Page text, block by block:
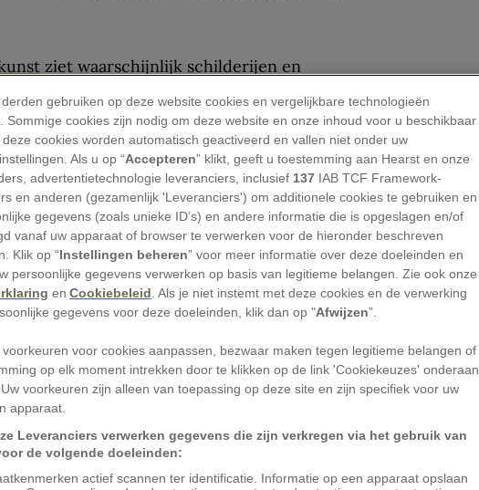
ziet waarschijnlijk schilderijen en
en glas-in-loodramen. Maar
uit demiddeleeuwenis een
het tapijt van Bayeux. Vier weetjes
van onschatbare historische waarde is.
Bayeux?
doet vermoeden, is het tapijt van
Op een linnen ondergrond is
vervaardigd dat wel iets weg heeft
personages, meer dan tweehonderd
kamelen die gezamenlijk de
Hastingsuitbeelden. In dit gevecht in
hertog Willem de Veroveraar de
Willem koning van Engeland
gebruiken op deze website cookies en vergelijkbare technologieën
Sommige cookies zijn nodig om deze website en onze inhoud voor u beschikbaar
cookies worden automatisch geactiveerd en vallen niet onder uw
Als u op “Accepteren” klikt, geeft u toestemming aan Hearst en onze
advertentietechnologie leveranciers, inclusief 137 IAB TCF Framework-
en anderen (gezamenlijk 'Leveranciers') om additionele cookies te gebruiken en
gegevens (zoals unieke ID’s) en andere informatie die is opgeslagen en/of
vanaf uw apparaat of browser te verwerken voor de hieronder beschreven
Klik op “Instellingen beheren” voor meer informatie over deze doeleinden en
persoonlijke gegevens verwerken op basis van legitieme belangen. Zie ook onze
enCookiebeleid . Als je niet instemt met deze cookies en de verwerking
gegevens voor deze doeleinden, klik dan op "Afwijzen”.
voorkeuren voor cookies aanpassen, bezwaar maken tegen legitieme belangen of
op elk moment intrekken door te klikken op de link 'Cookiekeuzes' onderaan
voorkeuren zijn alleen van toepassing op deze site en zijn specifiek voor uw
apparaat.
Leveranciers verwerken gegevens die zijn verkregen via het gebruik van
de volgende doeleinden:
actief scannen ter identificatie. Informatie op een apparaat opslaan